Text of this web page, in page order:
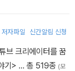
저자파일 신간알림 신청
브 크리에이터를 꿈
기> … 총 519종 (모